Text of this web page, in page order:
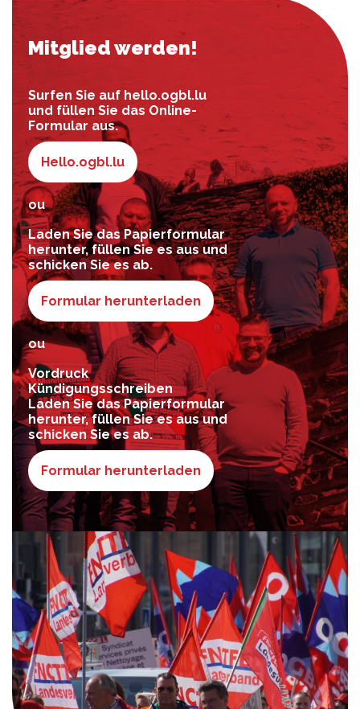
Mitglied werden!
Surfen Sie auf hello.ogbl.lu
und füllen Sie das Online-
Formular aus.
Hello.ogbl.lu
ou
Laden Sie das Papierformular
herunter, füllen Sie es aus und
schicken Sie es ab.
Formular herunterladen
ou
Vordruck
Kündigungsschreiben
Laden Sie das Papierformular
herunter, füllen Sie es aus und
schicken Sie es ab.
Formular herunterladen